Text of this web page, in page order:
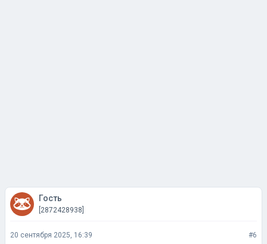
Гость
[2872428938]
20 сентября 2025, 16:39 #6